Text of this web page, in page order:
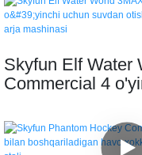
Mashinasi
Skyfun Elf Water
Commercial 4
olish arja